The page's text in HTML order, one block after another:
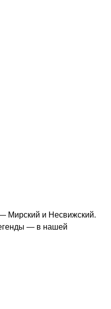
Мирский и Несвижский.
— в нашей